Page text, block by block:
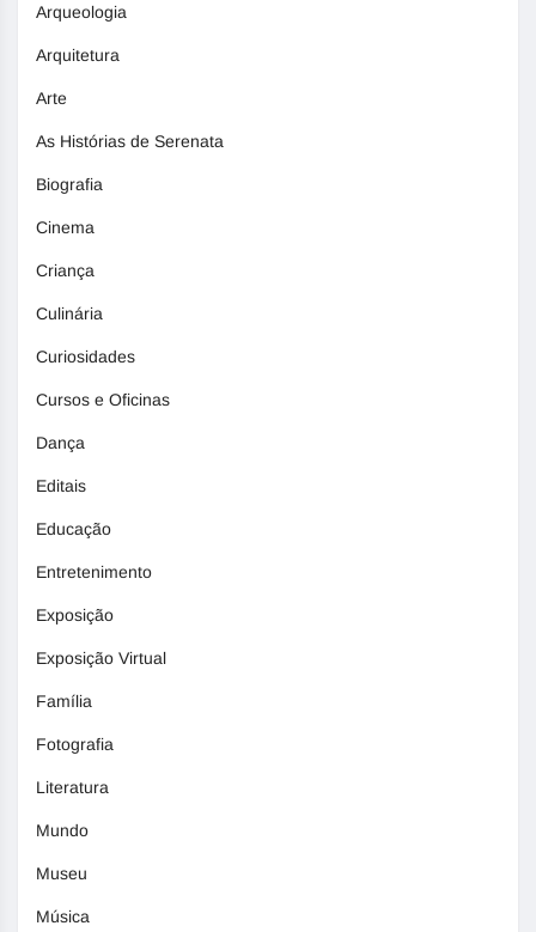
Arqueologia
Arquitetura
Arte
As Histórias de Serenata
Biografia
Cinema
Criança
Culinária
Curiosidades
Cursos e Oficinas
Dança
Editais
Educação
Entretenimento
Exposição
Exposição Virtual
Família
Fotografia
Literatura
Mundo
Museu
Música